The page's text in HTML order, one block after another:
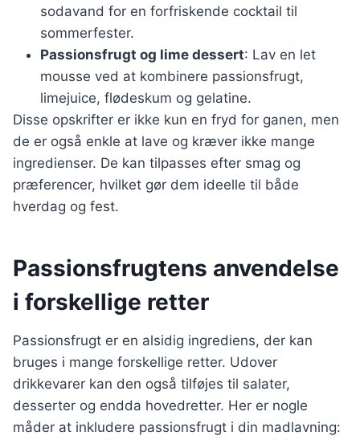
sodavand for en forfriskende cocktail til
sommerfester.
Passionsfrugt og lime dessert: Lav en let
mousse ved at kombinere passionsfrugt,
limejuice, flødeskum og gelatine.
Disse opskrifter er ikke kun en fryd for ganen, men
de er også enkle at lave og kræver ikke mange
ingredienser. De kan tilpasses efter smag og
præferencer, hvilket gør dem ideelle til både
hverdag og fest.
Passionsfrugtens anvendelse
i forskellige retter
Passionsfrugt er en alsidig ingrediens, der kan
bruges i mange forskellige retter. Udover
drikkevarer kan den også tilføjes til salater,
desserter og endda hovedretter. Her er nogle
måder at inkludere passionsfrugt i din madlavning: